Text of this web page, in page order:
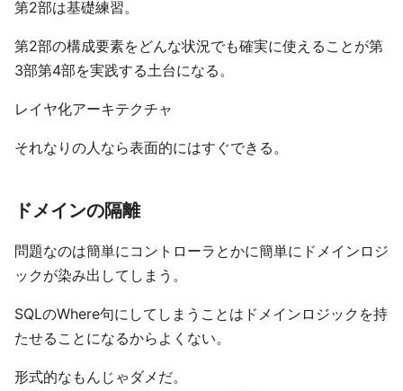
第2部は基礎練習。
第2部の構成要素をどんな状況でも確実に使えることが第
3部第4部を実践する土台になる。
レイヤ化アーキテクチャ
それなりの人なら表面的にはすぐできる。
ドメインの隔離
問題なのは簡単にコントローラとかに簡単にドメインロジ
ックが染み出してしまう。
SQLのWhere句にしてしまうことはドメインロジックを持
たせることになるからよくない。
形式的なもんじゃダメだ。